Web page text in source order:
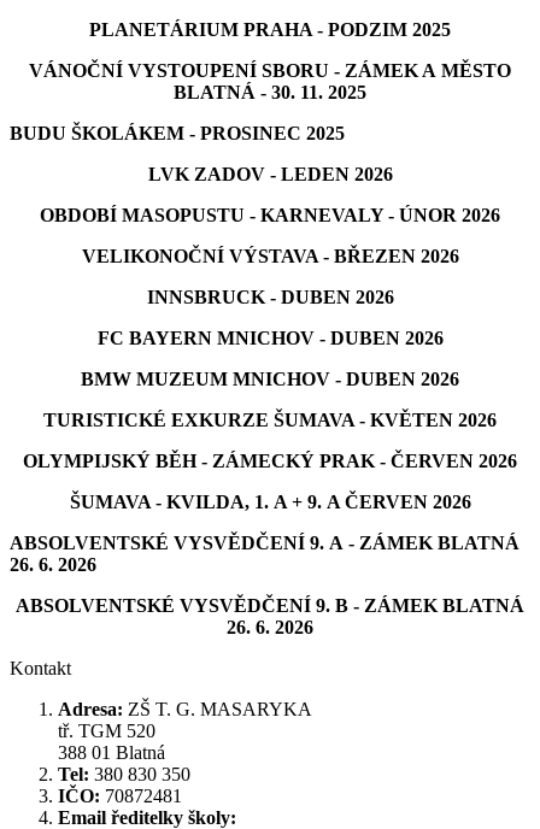
PLANETÁRIUM PRAHA - PODZIM 2025
VÁNOČNÍ VYSTOUPENÍ SBORU - ZÁMEK A MĚSTO
BLATNÁ - 30. 11. 2025
BUDU ŠKOLÁKEM - PROSINEC 2025
LVK ZADOV - LEDEN 2026
OBDOBÍ MASOPUSTU - KARNEVALY - ÚNOR 2026
VELIKONOČNÍ VÝSTAVA - BŘEZEN 2026
INNSBRUCK - DUBEN 2026
FC BAYERN MNICHOV - DUBEN 2026
BMW MUZEUM MNICHOV - DUBEN 2026
TURISTICKÉ EXKURZE ŠUMAVA - KVĚTEN 2026
OLYMPIJSKÝ BĚH - ZÁMECKÝ PRAK - ČERVEN 2026
ŠUMAVA - KVILDA, 1. A + 9. A ČERVEN 2026
ABSOLVENTSKÉ VYSVĚDČENÍ 9. A - ZÁMEK BLATNÁ
26. 6. 2026
ABSOLVENTSKÉ VYSVĚDČENÍ 9. B - ZÁMEK BLATNÁ
26. 6. 2026
Kontakt
Adresa: ZŠ T. G. MASARYKA
tř. TGM 520
388 01 Blatná
Tel: 380 830 350
IČO: 70872481
Email ředitelky školy: